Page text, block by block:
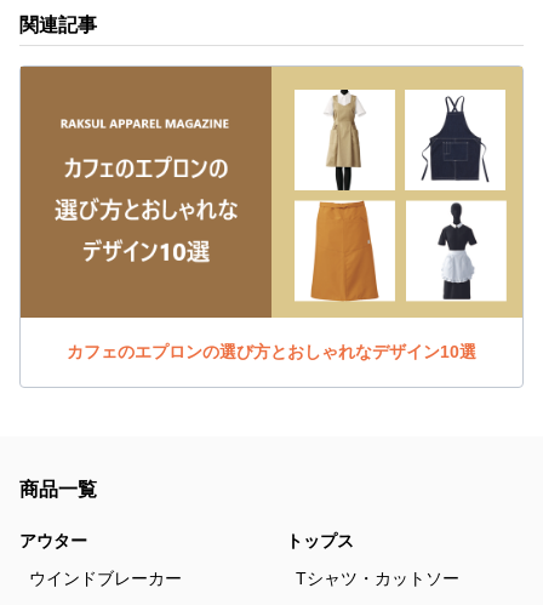
関連記事
カフェのエプロンの選び方とおしゃれなデザイン10選
商品一覧
アウター
ウインドブレーカー
トップス
Tシャツ・カットソー